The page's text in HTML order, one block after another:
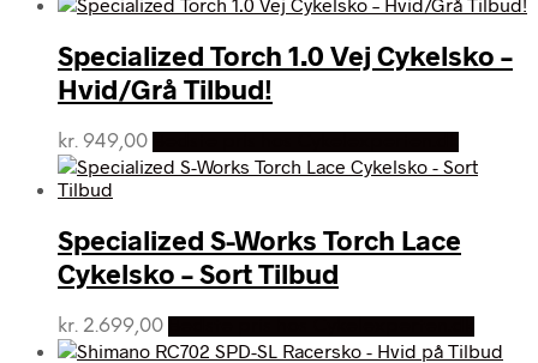
Specialized Torch 1.0 Vej Cykelsko –
Hvid/Grå Tilbud!
kr. 949,00
Specialized S-Works Torch Lace
Cykelsko – Sort Tilbud
kr. 2.699,00